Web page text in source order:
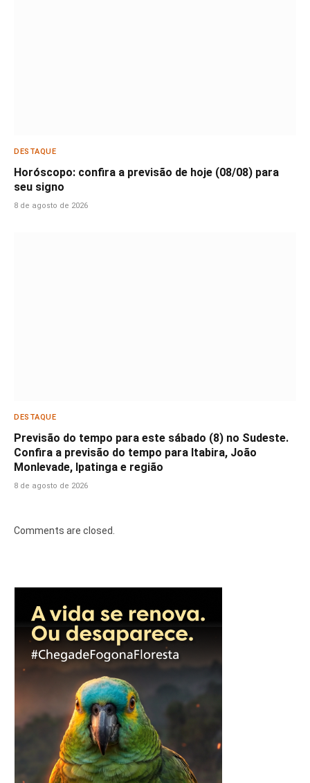
DESTAQUE
Horóscopo: confira a previsão de hoje (08/08) para
seu signo
8 de agosto de 2026
DESTAQUE
Previsão do tempo para este sábado (8) no Sudeste.
Confira a previsão do tempo para Itabira, João
Monlevade, Ipatinga e região
8 de agosto de 2026
Comments are closed.